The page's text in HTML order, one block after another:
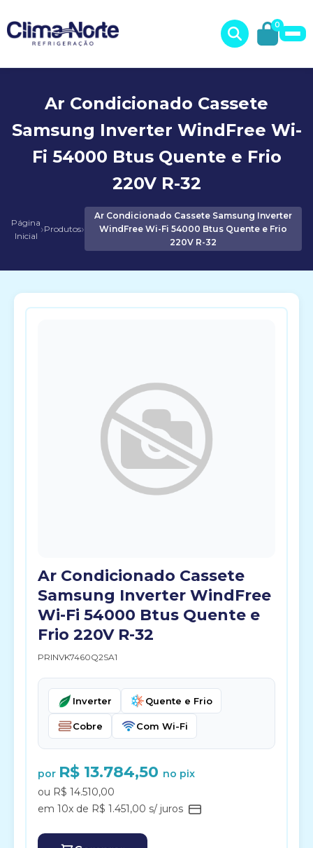
0
Ar Condicionado Cassete
Samsung Inverter WindFree Wi-
Fi 54000 Btus Quente e Frio
220V R-32
Página
Inicial ›Produtos›
Ar Condicionado Cassete Samsung Inverter
WindFree Wi-Fi 54000 Btus Quente e Frio
220V R-32
Ar Condicionado Cassete
Samsung Inverter WindFree
Wi-Fi 54000 Btus Quente e
Frio 220V R-32
PRINVK7460Q2SA1
Inverter Quente e Frio
Cobre Com Wi-Fi
por R$ 13.784,50 no pix
ou R$ 14.510,00
em 10x de R$ 1.451,00 s/ juros